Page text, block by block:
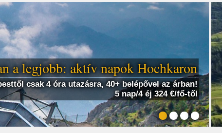
a legjobb: aktív napok Hochkaron
csak 4 óra utazásra, 40+ belépővel az árban!
5 nap/4 éj 324 €/fő-től